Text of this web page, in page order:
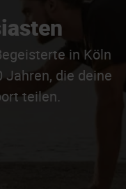
in Köln
Jahren, die deine
teilen.